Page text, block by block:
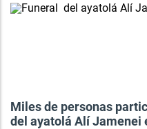
Miles de personas
del ayatolá Alí Jamenei